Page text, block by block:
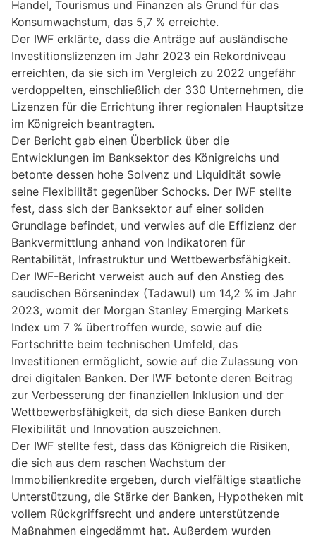
Handel, Tourismus und Finanzen als Grund für das
Konsumwachstum, das 5,7 % erreichte.
Der IWF erklärte, dass die Anträge auf ausländische
Investitionslizenzen im Jahr 2023 ein Rekordniveau
erreichten, da sie sich im Vergleich zu 2022 ungefähr
verdoppelten, einschließlich der 330 Unternehmen, die
Lizenzen für die Errichtung ihrer regionalen Hauptsitze
im Königreich beantragten.
Der Bericht gab einen Überblick über die
Entwicklungen im Banksektor des Königreichs und
betonte dessen hohe Solvenz und Liquidität sowie
seine Flexibilität gegenüber Schocks. Der IWF stellte
fest, dass sich der Banksektor auf einer soliden
Grundlage befindet, und verwies auf die Effizienz der
Bankvermittlung anhand von Indikatoren für
Rentabilität, Infrastruktur und Wettbewerbsfähigkeit.
Der IWF-Bericht verweist auch auf den Anstieg des
saudischen Börsenindex (Tadawul) um 14,2 % im Jahr
2023, womit der Morgan Stanley Emerging Markets
Index um 7 % übertroffen wurde, sowie auf die
Fortschritte beim technischen Umfeld, das
Investitionen ermöglicht, sowie auf die Zulassung von
drei digitalen Banken. Der IWF betonte deren Beitrag
zur Verbesserung der finanziellen Inklusion und der
Wettbewerbsfähigkeit, da sich diese Banken durch
Flexibilität und Innovation auszeichnen.
Der IWF stellte fest, dass das Königreich die Risiken,
die sich aus dem raschen Wachstum der
Immobilienkredite ergeben, durch vielfältige staatliche
Unterstützung, die Stärke der Banken, Hypotheken mit
vollem Rückgriffsrecht und andere unterstützende
Maßnahmen eingedämmt hat. Außerdem wurden